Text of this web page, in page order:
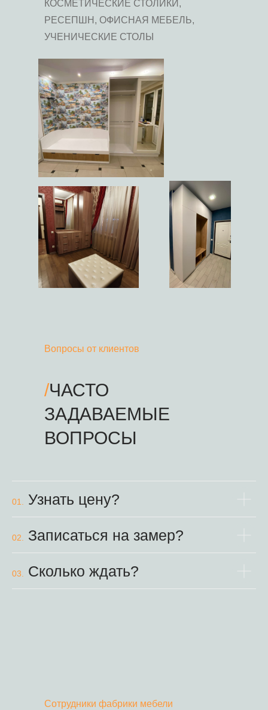
КОСМЕТИЧЕСКИЕ СТОЛИКИ,
РЕСЕПШН, ОФИСНАЯ МЕБЕЛЬ,
УЧЕНИЧЕСКИЕ СТОЛЫ
/ЧАСТО
ЗАДАВАЕМЫЕ
Вопросы от клиентов
ВОПРОСЫ
01. Узнать цену?
02. Записаться на замер?
03. Сколько ждать?
Сотрудники фабрики мебели